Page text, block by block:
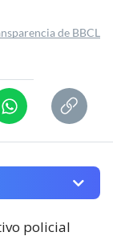
de BBCL
policial